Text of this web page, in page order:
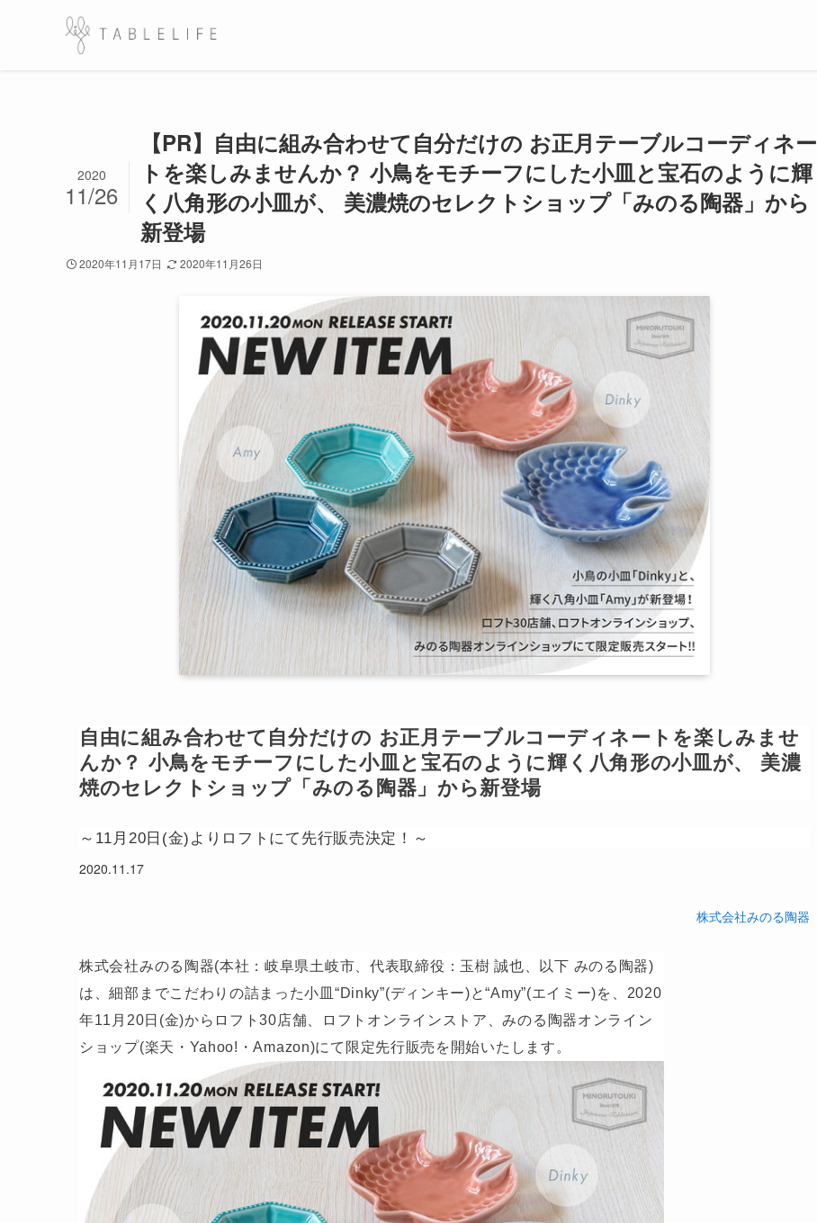
【PR】自由に組み合わせて自分だけの お正月テーブルコーディネー
トを楽しみませんか？ 小鳥をモチーフにした小皿と宝石のように輝
く八角形の小皿が、 美濃焼のセレクトショップ「みのる陶器」から
新登場
2020
11/26
2020年11月17日 2020年11月26日
自由に組み合わせて自分だけの お正月テーブルコーディネートを楽しみませ
んか？ 小鳥をモチーフにした小皿と宝石のように輝く八角形の小皿が、 美濃
焼のセレクトショップ「みのる陶器」から新登場
～11月20日(金)よりロフトにて先行販売決定！～
2020.11.17
株式会社みのる陶器
株式会社みのる陶器(本社：岐阜県土岐市、代表取締役：玉樹 誠也、以下 みのる陶器)
は、細部までこだわりの詰まった小皿“Dinky”(ディンキー)と“Amy”(エイミー)を、2020
年11月20日(金)からロフト30店舗、ロフトオンラインストア、みのる陶器オンライン
ショップ(楽天・Yahoo!・Amazon)にて限定先行販売を開始いたします。